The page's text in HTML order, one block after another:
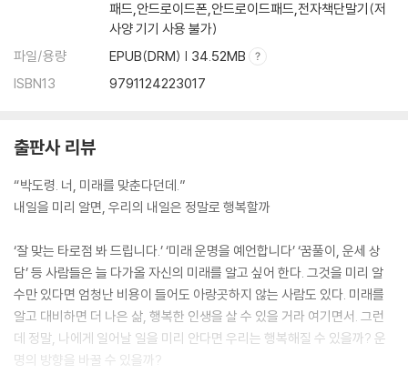
패드,안드로이드폰,안드로이드패드,전자책단말기(저
사양 기기 사용 불가)
파일/용량
EPUB(DRM) | 34.52MB
ISBN13
9791124223017
출판사 리뷰
“박도령. 너, 미래를 맞춘다던데.”
내일을 미리 알면, 우리의 내일은 정말로 행복할까
‘잘 맞는 타로점 봐 드립니다.’ ‘미래 운명을 예언합니다’ ‘꿈풀이, 운세 상
담’ 등 사람들은 늘 다가올 자신의 미래를 알고 싶어 한다. 그것을 미리 알
수만 있다면 엄청난 비용이 들어도 아랑곳하지 않는 사람도 있다. 미래를
알고 대비하면 더 나은 삶, 행복한 인생을 살 수 있을 거라 여기면서. 그런
데 정말, 나에게 일어날 일을 미리 안다면 우리는 행복해질 수 있을까? 운
명의 방향을 바꿀 수 있을까?